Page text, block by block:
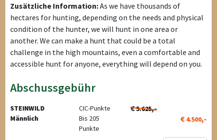
Zusätzliche Information:As we have thousands of
hectares for hunting, depending on the needs and physical
condition of the hunter, we will hunt in one area or
another. We can make a hunt that could be a total
challenge in the high mountains, even a comfortable and
accessible hunt for anyone, everything will depend on you.
Abschussgebühr
STEINWILD
Männlich
CIC-Punkte
Bis 205
Punkte
€5.625,-
€ 4.500,-